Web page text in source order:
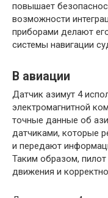
повышает
возможности
приборами делают
системы навигации
В авиации
Датчик азимут 4
электромагнитной
точные данные об
датчиками, которые
и передают
Таким образом,
движения и